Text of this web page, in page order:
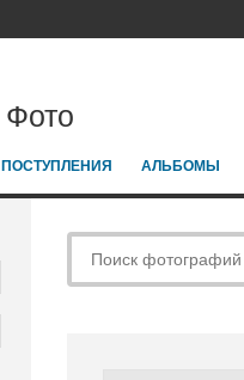
Фото
АЛЬБОМЫ